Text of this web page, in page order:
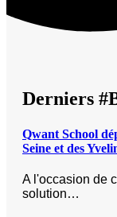
Derniers
Qwant School
Seine et des
A l'occasion de
solution…